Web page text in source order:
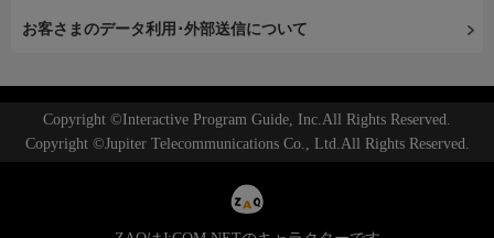
お客さまのデータ利用･外部送信について
Copyright ©Interactive Program Guide, Inc.All Rights Reserved.
Copyright ©Jupiter Telecommunications Co., Ltd.All Rights Reserved.